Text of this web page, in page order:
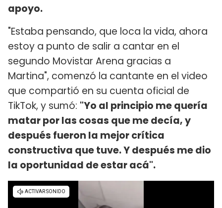
apoyo.
"Estaba pensando, que loca la vida, ahora
estoy a punto de salir a cantar en el
segundo Movistar Arena gracias a
Martina", comenzó la cantante en el video
que compartió en su cuenta oficial de
TikTok, y sumó: "Yo al principio me quería
matar por las cosas que me decía, y
después fueron la mejor crítica
constructiva que tuve. Y después me dio
la oportunidad de estar acá".